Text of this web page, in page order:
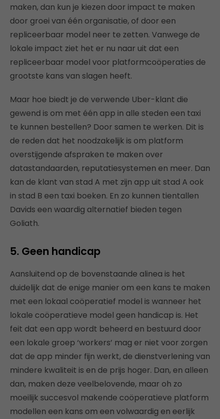
maken, dan kun je kiezen door impact te maken
door groei van één organisatie, of door een
repliceerbaar model neer te zetten. Vanwege de
lokale impact ziet het er nu naar uit dat een
repliceerbaar model voor platformcoöperaties de
grootste kans van slagen heeft.
Maar hoe biedt je de verwende Uber-klant die
gewend is om met één app in alle steden een taxi
te kunnen bestellen? Door samen te werken. Dit is
de reden dat het noodzakelijk is om platform
overstijgende afspraken te maken over
datastandaarden, reputatiesystemen en meer. Dan
kan de klant van stad A met zijn app uit stad A ook
in stad B een taxi boeken. En zo kunnen tientallen
Davids een waardig alternatief bieden tegen
Goliath.
5. Geen handicap
Aansluitend op de bovenstaande alinea is het
duidelijk dat de enige manier om een kans te maken
met een lokaal coöperatief model is wanneer het
lokale coöperatieve model geen handicap is. Het
feit dat een app wordt beheerd en bestuurd door
een lokale groep ‘workers’ mag er niet voor zorgen
dat de app minder fijn werkt, de dienstverlening van
mindere kwaliteit is en de prijs hoger. Dan, en alleen
dan, maken deze veelbelovende, maar oh zo
moeilijk succesvol makende coöperatieve platform
modellen een kans om een volwaardig en eerlijk